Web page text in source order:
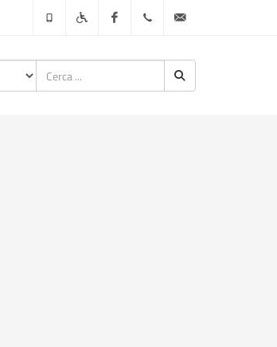
Comune 870500